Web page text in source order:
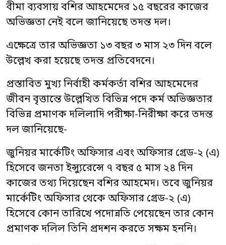
বীমা ব্যবসায় বশির আহমেদের ১৫ বছরের কাজের
অভিজ্ঞতা নেই বলে জানিয়েছে তদন্ত দল।
এক্ষেত্রে তার অভিজ্ঞতা ১৩ বছর ৩ মাস ২৩ দিন বলে
উল্লেখ করা হয়েছে তদন্ত প্রতিবেদনে।
প্রস্তাবিত মুখ্য নির্বাহী কর্মকর্তা বশির আহমেদের
জীবন বৃত্তান্তে উল্লেখিত বিভিন্ন পদে কর্ম অভিজ্ঞতার
বিভিন্ন প্রমাণক দলিলাদি পরীক্ষা-নিরীক্ষা করে তদন্ত
দল জানিয়েছে-
জুনিয়র মার্কেটিং অফিসার এবং অফিসার গ্রেড-২ (এ)
হিসেবে জনতা ইন্স্যুরেন্সে ৭ বছর ৫ মাস ২৪ দিন
কাজের তথ্য দিয়েছেন বশির আহমেদ। তবে জুনিয়র
মার্কেটিং অফিসার থেকে অফিসার গ্রেড-২ (এ)
হিসেবে কোন তারিখে পদোন্নতি পেয়েছেন তার কোন
প্রমাণক দলিল তিনি প্রদশন করতে সক্ষম হননি।